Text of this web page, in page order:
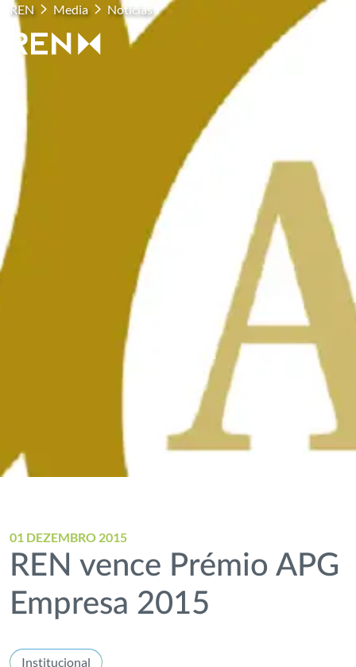
REN Media Notícias
01 DEZEMBRO 2015
REN vence Prémio APG
Empresa 2015
Institucional